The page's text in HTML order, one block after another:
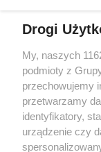
Żaden utwór
rozpowszechniany
tym także
eksploatacji w
Internecie bez
wykorzystanie
tzn. bez właściwej
ścigane prawnie.
Drogi
My, naszych
podmioty z
przechowujemy
przetwarzamy
identyfikatory,
urządzenie czy